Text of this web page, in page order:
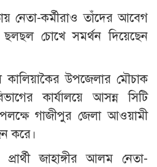
নেতা-কর্মীরাও তাঁদের আবেগ
ছলছল চোখে সমর্থন দিয়েছেন
উপজেলার মৌচাক
কার্যালয়ে আসন্ন সিটি
গাজীপুর জেলা আওয়ামী
করে।
জাহাঙ্গীর আলম নেতা-